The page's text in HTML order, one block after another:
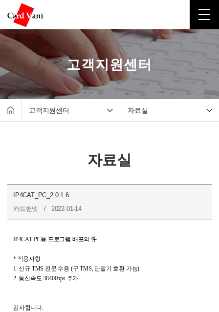
고객지원센터
고객지원센터
간편결제
고객지원센터
자료실
자료실
자료실
IP4CAT_PC_2.0.1.6
카드밴넷 / 2022-01-14
IP4CAT PC용 프로그램 배포의 件
* 적용사항
1. 신규 TMS 전문 수용 (구 TMS, 단말기 호환 가능)
2. 통신속도 38400bps 추가
감사합니다.